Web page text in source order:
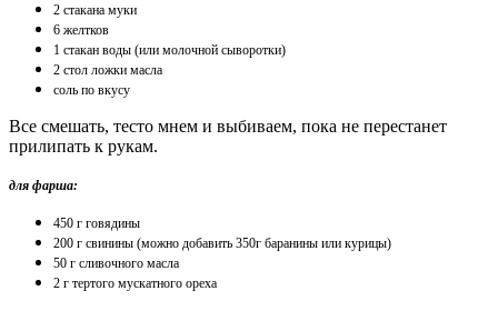
2 стакана муки
6 желтков
1 стакан воды (или молочной сыворотки)
2 стол ложки масла
соль по вкусу
Все смешать, тесто мнем и выбиваем, пока не перестанет
прилипать к рукам.
для фарша:
450 г говядины
200 г свинины (можно добавить 350г баранины или курицы)
50 г сливочного масла
2 г тертого мускатного ореха